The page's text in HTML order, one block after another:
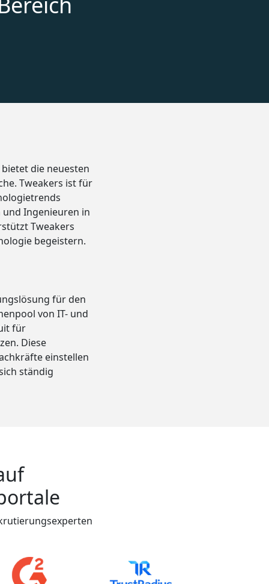
die neuesten
Tweakers ist für
Ingenieuren in
Tweakers
begeistern.
für den
von IT- und
für
Diese
einstellen
ständig